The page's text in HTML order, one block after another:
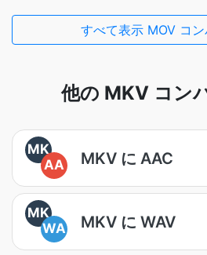
すべて表示 MOV コ
他の MKV コン
MK
AA
MKV に AAC
MK
WA
MKV に WAV